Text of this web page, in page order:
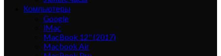
Компьютеры
Google
iMac
MacBook 12" (2017)
Macbook Air